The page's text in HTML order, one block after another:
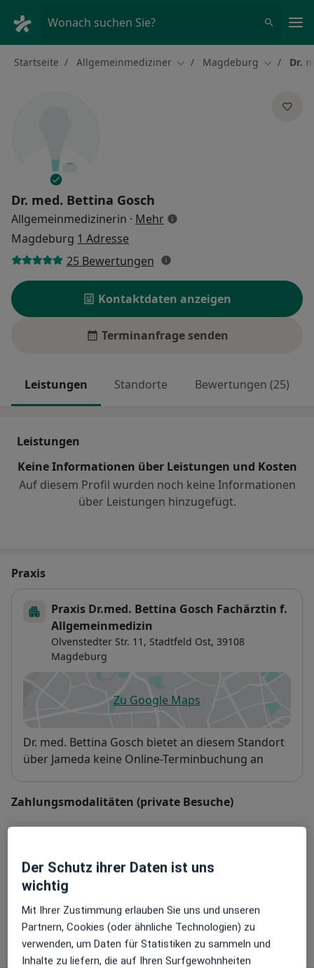
Wonach suchen Sie?
Startseite Allgemeinmediziner Stadt ändern
Magdeburg StadtDr.
Dr. med. Bettina Gosch
Allgemeinmedizinerin · Mehrüber Spezialisierungen
Magdeburg 1 Adresse
25 Bewertungen
Kontaktdaten anzeigen
Terminanfrage senden
Leistungen Standorte Bewertungen (25)
Leistungen
Keine Informationen über Leistungen und Kosten
Auf diesem Profil wurden noch keine Informationen
über Leistungen hinzugefügt.
Praxis
Praxis Dr.med. Bettina Gosch Fachärztin f.
Allgemeinmedizin
Olvenstedter Str. 11, Stadtfeld Ost, 39108
Magdeburg
Zu Google Mapsöffnet in einer neuen
Verfügbarkeit
Dr. med. Bettina Gosch bietet an diesem Standort
über Jameda keine Online-Terminbuchung an
Zahlungsmodalitäten (private Besuche)
Telefonnummer
Mehr Details anzeigen
über die Adresse
Der Schutz ihrer Daten ist uns
wichtig
Mit Ihrer Zustimmung erlauben Sie uns und unseren
Partnern, Cookies (oder ähnliche Technologien) zu
verwenden, um Daten für Statistiken zu sammeln und
Inhalte zu liefern, die auf Ihren Surfgewohnheiten